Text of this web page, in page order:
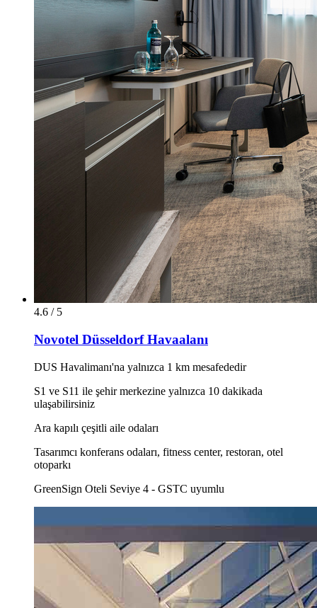
4.6 / 5
Novotel Düsseldorf Havaalanı
DUS Havalimanı'na yalnızca 1 km mesafededir
S1 ve S11 ile şehir merkezine yalnızca 10 dakikada
ulaşabilirsiniz
Ara kapılı çeşitli aile odaları
Tasarımcı konferans odaları, fitness center, restoran, otel
otoparkı
GreenSign Oteli Seviye 4 - GSTC uyumlu